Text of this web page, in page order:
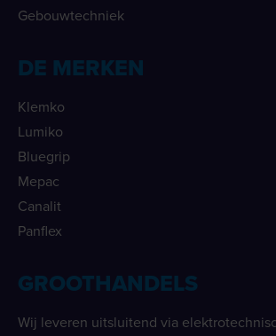
Gebouwtechniek
DE MERKEN
Klemko
Lumiko
Bluegrip
Mepac
Canalit
Panflex
GROOTHANDELS
Wij leveren uitsluitend via